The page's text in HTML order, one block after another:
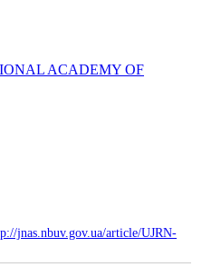
ACADEMY OF
jnas.nbuv.gov.ua/article/UJRN-